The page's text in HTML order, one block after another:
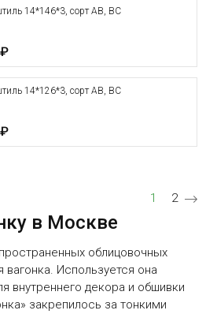
14*146*3, сорт АВ, ВС
14*126*3, сорт АВ, ВС
Текущая
1 2
в Москве
облицовочных
вагонка. Используется она
внутреннего декора и обшивки
закрепилось за тонкими